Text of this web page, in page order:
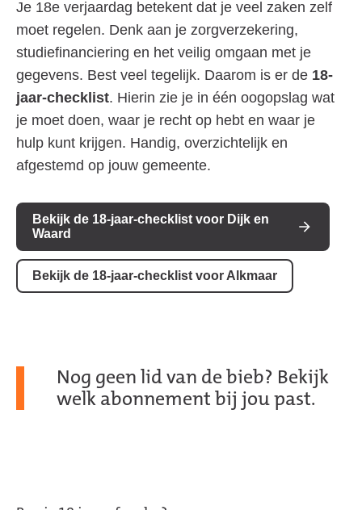
Je 18e verjaardag betekent dat je veel zaken zelf
moet regelen. Denk aan je zorgverzekering,
studiefinanciering en het veilig omgaan met je
gegevens. Best veel tegelijk. Daarom is er de 18-
jaar-checklist. Hierin zie je in één oogopslag wat
je moet doen, waar je recht op hebt en waar je
hulp kunt krijgen. Handig, overzichtelijk en
afgestemd op jouw gemeente.
Bekijk de 18-jaar-checklist voor Dijk en
Waard
Bekijk de 18-jaar-checklist voor Alkmaar
Nog geen lid van de bieb? Bekijk
welk abonnement bij jou past.